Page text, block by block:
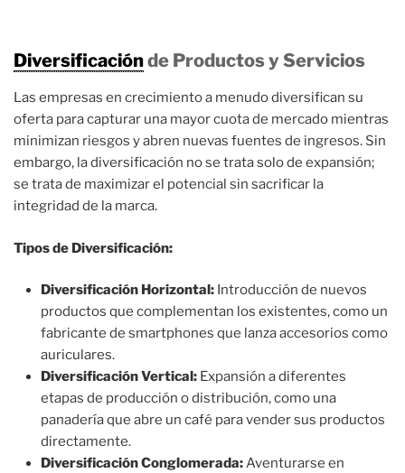
Diversificaciónde Productos y Servicios
Las empresas en crecimiento a menudo diversifican su
oferta para capturar una mayor cuota de mercado mientras
minimizan riesgos y abren nuevas fuentes de ingresos. Sin
embargo, la diversificación no se trata solo de expansión;
se trata de maximizar el potencial sin sacrificar la
integridad de la marca.
Tipos de Diversificación:
Diversificación Horizontal: Introducción de nuevos
productos que complementan los existentes, como un
fabricante de smartphones que lanza accesorios como
auriculares.
Diversificación Vertical: Expansión a diferentes
etapas de producción o distribución, como una
panadería que abre un café para vender sus productos
directamente.
Diversificación Conglomerada:Aventurarse en